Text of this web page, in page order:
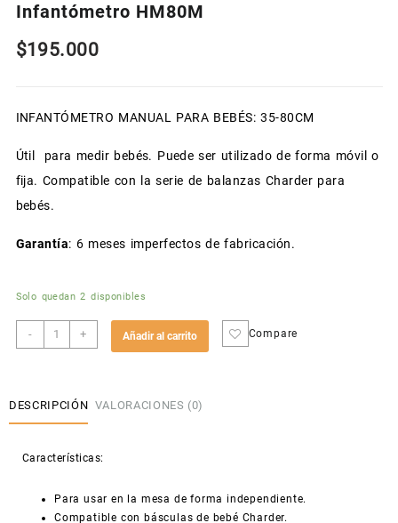
Infantómetro HM80M
$195.000
INFANTÓMETRO MANUAL PARA BEBÉS: 35-80CM
Útil para medir bebés. Puede ser utilizado de forma móvil o
fija. Compatible con la serie de balanzas Charder para
bebés.
Garantía: 6 meses imperfectos de fabricación.
Solo quedan 2 disponibles
-
Infantómetro
HM80M
+ Añadir al carrito Compare
DESCRIPCIÓN VALORACIONES (0)
Características:
Para usar en la mesa de forma independiente.
Compatible con básculas de bebé Charder.